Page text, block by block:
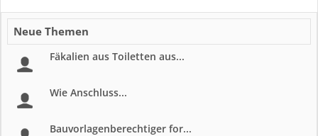
Neue Themen
Fäkalien aus Toiletten aus...
Wie Anschluss...
Bauvorlagenberechtiger for...